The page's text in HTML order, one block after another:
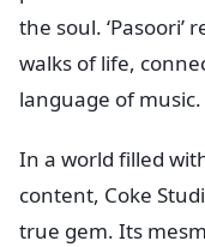
the soul.
walks of life,
language of music.
In a world filled
content, Coke
true gem. Its